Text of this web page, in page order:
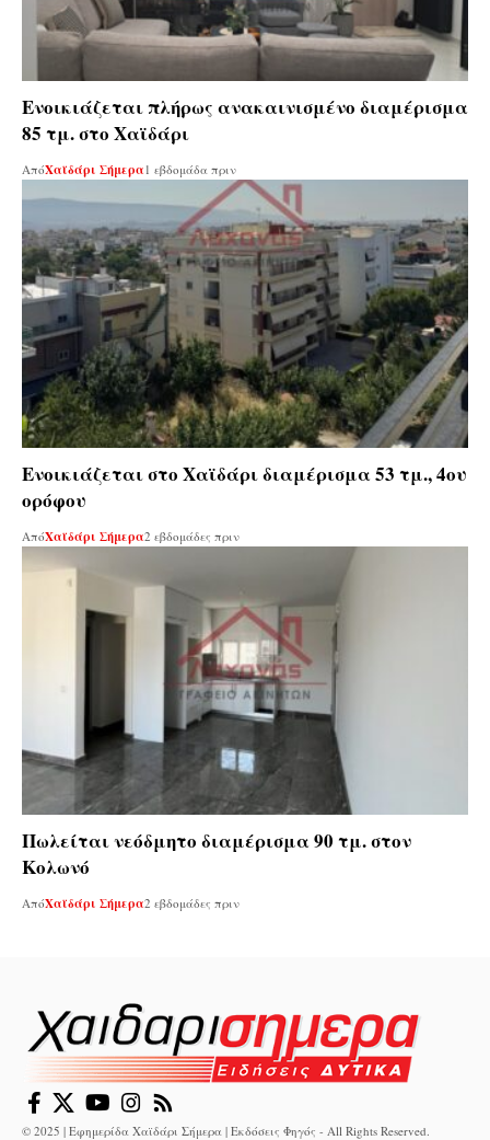
Ενοικιάζεται πλήρως ανακαινισμένο διαμέρισμα
85 τμ. στο Χαϊδάρι
ΑπόΧαϊδάρι Σήμερα 1 εβδομάδα πριν
Ενοικιάζεται στο Χαϊδάρι διαμέρισμα 53 τμ., 4ου
ορόφου
ΑπόΧαϊδάρι Σήμερα2 εβδομάδες πριν
Πωλείται νεόδμητο διαμέρισμα 90 τμ. στον
Κολωνό
ΑπόΧαϊδάρι Σήμερα2 εβδομάδες πριν
© 2025 | Εφημερίδα Χαϊδάρι Σήμερα | Εκδόσεις Φηγός - All Rights Reserved.